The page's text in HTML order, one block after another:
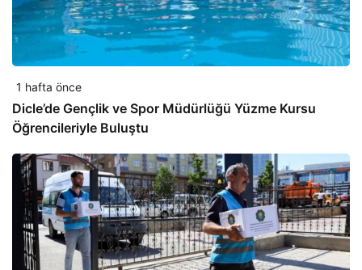
1 hafta önce
Dicle’de Gençlik ve Spor Müdürlüğü Yüzme Kursu
Öğrencileriyle Buluştu